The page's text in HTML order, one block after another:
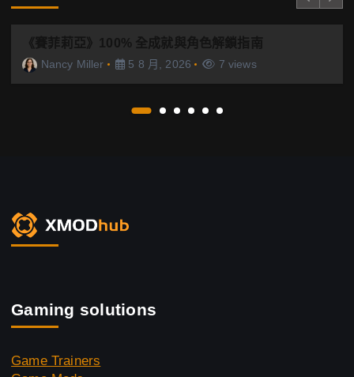
《賽菲莉亞》100% 全成就與角色解鎖指南
Nancy Miller 5 8 月, 2026 7 views
Gaming solutions
Game Trainers